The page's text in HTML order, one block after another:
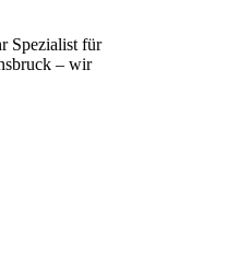
Spezialist für
– wir